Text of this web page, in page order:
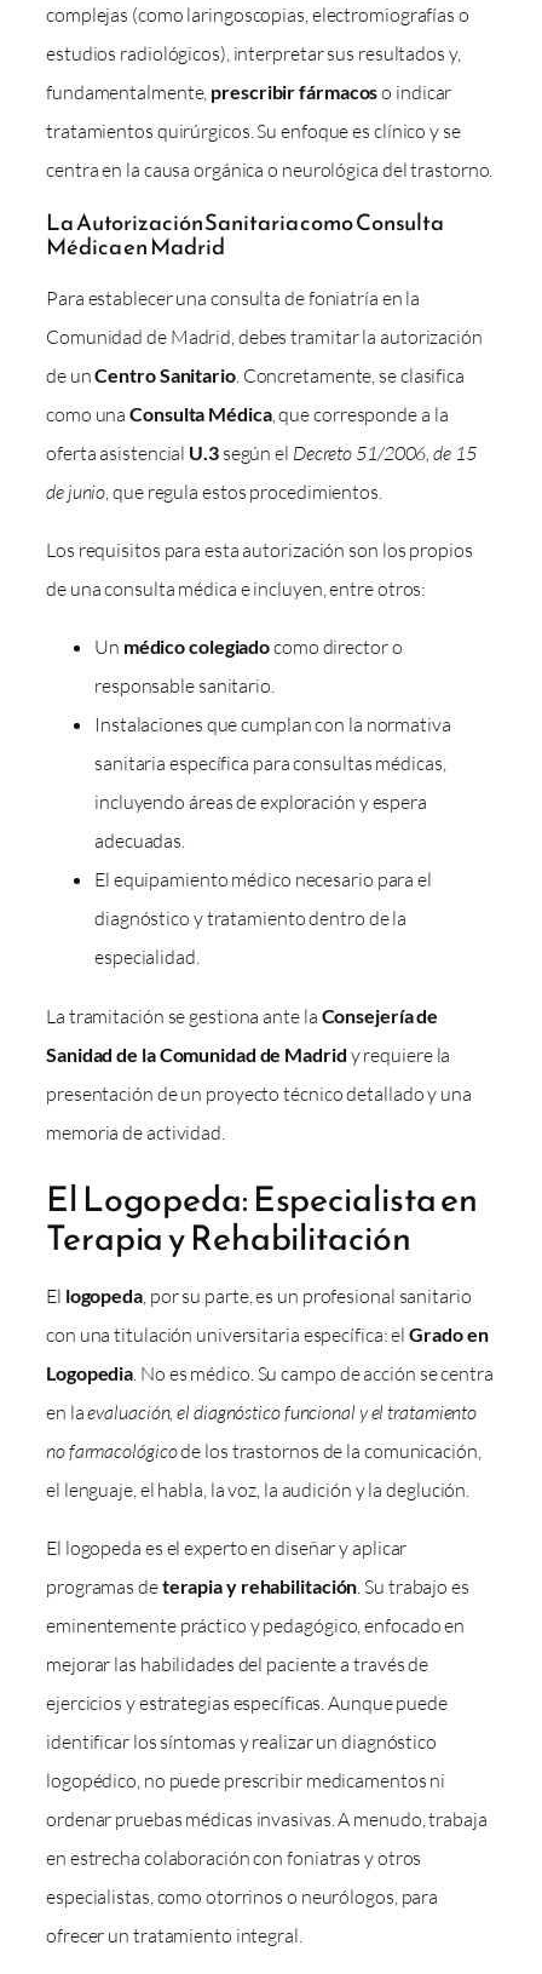
complejas (como laringoscopias, electromiografías o
estudios radiológicos), interpretar sus resultados y,
fundamentalmente, prescribir fármacoso indicar
tratamientos quirúrgicos. Su enfoque es clínico y se
centra en la causa orgánica o neurológica del trastorno.
La Autorización Sanitaria como Consulta
Médica en Madrid
Para establecer una consulta de foniatría en la
Comunidad de Madrid, debes tramitar la autorización
de unCentro Sanitario. Concretamente, se clasifica
como unaConsulta Médica, que corresponde a la
oferta asistencial U.3según el Decreto 51/2006, de 15
de junio, que regula estos procedimientos.
Los requisitos para esta autorización son los propios
de una consulta médica e incluyen, entre otros:
Un médico colegiadocomo director o
responsable sanitario.
Instalaciones que cumplan con la normativa
sanitaria específica para consultas médicas,
incluyendo áreas de exploración y espera
adecuadas.
El equipamiento médico necesario para el
diagnóstico y tratamiento dentro de la
especialidad.
La tramitación se gestiona ante la Consejería de
Sanidad de la Comunidad de Madrid y requiere la
presentación de un proyecto técnico detallado y una
memoria de actividad.
El Logopeda: Especialista en
Terapia y Rehabilitación
El logopeda, por su parte, es un profesional sanitario
con una titulación universitaria específica: elGrado en
Logopedia. No es médico. Su campo de acción se centra
en laevaluación, el diagnóstico funcional y el tratamiento
no farmacológicode los trastornos de la comunicación,
el lenguaje, el habla, la voz, la audición y la deglución.
El logopeda es el experto en diseñar y aplicar
programas deterapia y rehabilitación. Su trabajo es
eminentemente práctico y pedagógico, enfocado en
mejorar las habilidades del paciente a través de
ejercicios y estrategias específicas. Aunque puede
identificar los síntomas y realizar un diagnóstico
logopédico, no puede prescribir medicamentos ni
ordenar pruebas médicas invasivas. A menudo, trabaja
en estrecha colaboración con foniatras y otros
especialistas, como otorrinos o neurólogos, para
ofrecer un tratamiento integral.